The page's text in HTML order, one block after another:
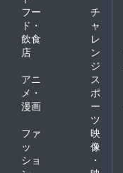
フー
ド・
飲食
店
チ
ャ
レ
ン
ジ
アニ
メ・
漫画
ス
ポ
ー
ツ
ファ
ッ
ショ
映
像
・